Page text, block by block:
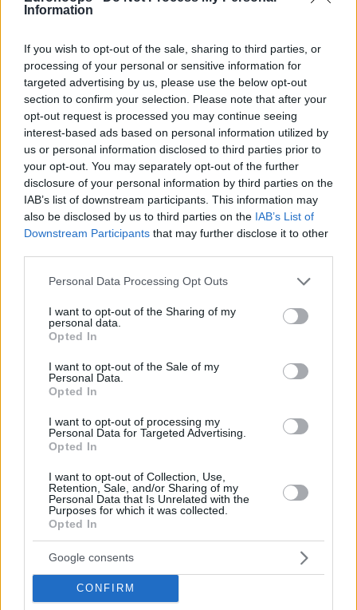
Information
If you wish to opt-out of the sale, sharing to third parties, or
processing of your personal or sensitive information for
targeted advertising by us, please use the below opt-out
section to confirm your selection. Please note that after your
opt-out request is processed you may continue seeing
interest-based ads based on personal information utilized by
us or personal information disclosed to third parties prior to
your opt-out. You may separately opt-out of the further
disclosure of your personal information by third parties on the
IAB’s list of downstream participants. This information may
also be disclosed by us to third parties on the IAB’s List of
Downstream Participants that may further disclose it to other
Please note that this website/app uses one or more Google
not limited to your visit or usage behaviour. You may click to
grant or deny consent to Google and its third-party tags to
use your data for below specified purposes in below Google
consent section.
Personal Data Processing Opt Outs
I want to opt-out of the Sharing of my
personal data.
Opted In
I want to opt-out of the Sale of my
Personal Data.
Opted In
I want to opt-out of processing my
Personal Data for Targeted Advertising.
Opted In
I want to opt-out of Collection, Use,
Retention, Sale, and/or Sharing of my
Personal Data that Is Unrelated with the
Purposes for which it was collected.
Opted In
Google consents
CONFIRM
burgalés ➡️
💪 ¡Mucha suerte, Dusan!
pic.twitter.com/4NSlbkzWXL